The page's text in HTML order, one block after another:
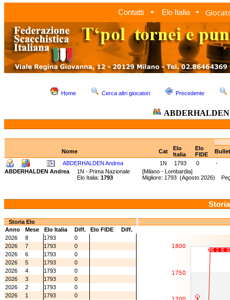
Contatti Elo Italia
Home Cerca altri giocatori Precedente
ABDERHALDEN
Nome Cat
Elo
Italia
Elo
FIDE
ABDERHALDEN Andrea
1N 1793 0
-
ABDERHALDEN Andrea
1N - Prima Nazionale [Milano - Lombardia]
Elo Italia: 1793 Migliore: 1793 (Agosto 2026)
Storia Elo
Anno
Mese Elo Italia Diff. Elo FIDE
Diff.
2026
8 1793
0
2026
7 1793
0
2026
6 1793
0
2026
5 1793
0
2026
4 1793
0
2026
3 1793
0
2026
2 1793
0
2026
1 1793
0